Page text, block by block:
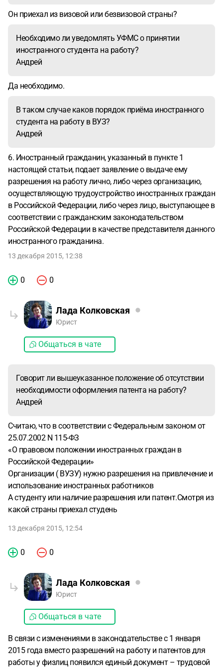
Он приехал из визовой или безвизовой страны?
Необходимо ли уведомлять УФМС о принятии
иностранного студента на работу?
Андрей
Да необходимо.
В таком случае каков порядок приёма иностранного
студента на работу в ВУЗ?
Андрей
6. Иностранный гражданин, указанный в пункте 1
настоящей статьи, подает заявление о выдаче ему
разрешения на работу лично, либо через организацию,
осуществляющую трудоустройство иностранных граждан
в Российской Федерации, либо через лицо, выступающее в
соответствии с гражданским законодательством
Российской Федерации в качестве представителя данного
иностранного гражданина.
13 декабря 2015, 12:38
0 0
Лада Колковская
Юрист
Общаться в чате
Говорит ли вышеуказанное положение об отсутствии
необходимости оформления патента на работу?
Андрей
Считаю, что в соответствии с Федеральным законом от
25.07.2002 N 115-ФЗ
«О правовом положении иностранных граждан в
Российской Федерации»
Организации ( ВУЗУ) нужно разрешения на привлечение и
использование иностранных работников
А студенту или наличие разрешения или патент.Смотря из
какой страны приехал студень
13 декабря 2015, 12:54
0 0
Лада Колковская
Юрист
Общаться в чате
В связи с изменениями в законодательстве с 1 января
2015 года вместо разрешений на работу и патентов для
работы у физлиц появился единый документ – трудовой